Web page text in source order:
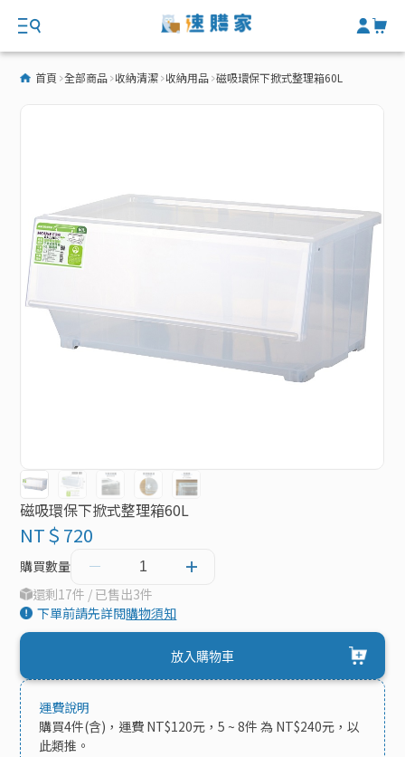
首頁 全部商品 收納清潔 收納用品 磁吸環保下掀式整理箱60L
磁吸環保下掀式整理箱60L
NT＄720
購買數量
還剩17件 / 已售出3件
下單前請先詳閱購物須知
放入購物車
運費說明
購買4件(含)，運費 NT$120元，5 ~ 8件 為 NT$240元，以
此類推。